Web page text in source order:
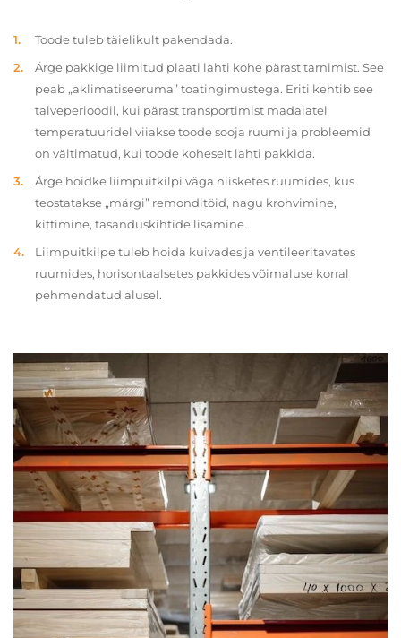
Toode tuleb täielikult pakendada.
Ärge pakkige liimitud plaati lahti kohe pärast tarnimist. See
peab „aklimatiseeruma” toatingimustega. Eriti kehtib see
talveperioodil, kui pärast transportimist madalatel
temperatuuridel viiakse toode sooja ruumi ja probleemid
on vältimatud, kui toode koheselt lahti pakkida.
Ärge hoidke liimpuitkilpi väga niisketes ruumides, kus
teostatakse „märgi” remonditöid, nagu krohvimine,
kittimine, tasanduskihtide lisamine.
Liimpuitkilpe tuleb hoida kuivades ja ventileeritavates
ruumides, horisontaalsetes pakkides võimaluse korral
pehmendatud alusel.